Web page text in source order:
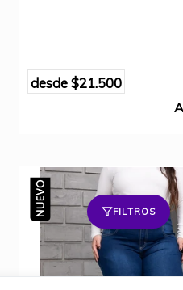
FILTROS
desde$21.500